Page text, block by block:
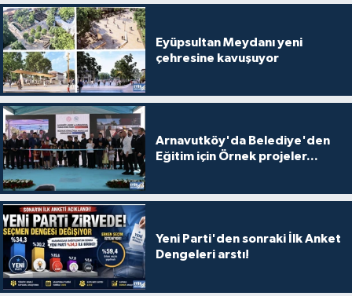
Eyüpsultan Meydanı yeni
çehresine kavuşuyor
Arnavutköy'da Belediye'den
Eğitim için Örnek projeler...
Yeni Parti'den sonraki İlk Anket
Dengeleri arstı!